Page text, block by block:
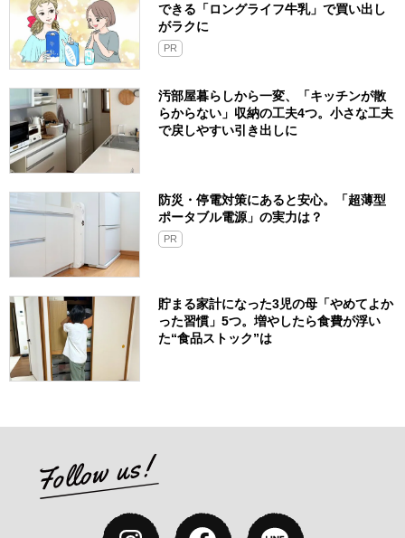
できる「ロングライフ牛乳」で買い出し
がラクに
PR
汚部屋暮らしから一変、「キッチンが散
らからない」収納の工夫4つ。小さな工夫
で戻しやすい引き出しに
防災・停電対策にあると安心。「超薄型
ポータブル電源」の実力は？​
PR
貯まる家計になった3児の母「やめてよか
った習慣」5つ。増やしたら食費が浮い
た“食品ストック”は